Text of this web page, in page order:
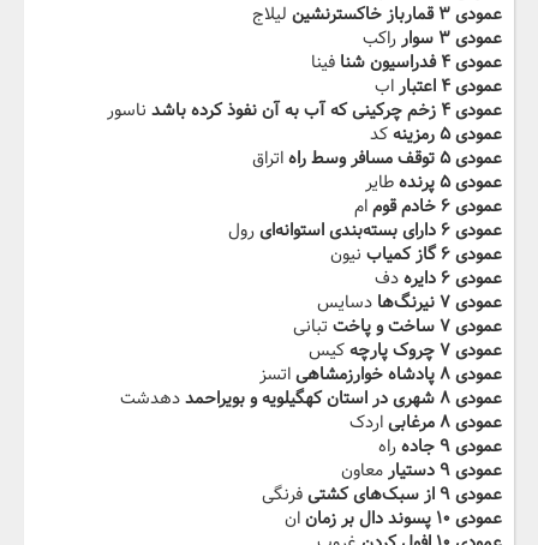
عمودی ۳ قمارباز خاکسترنشین
لیلاج
عمودی ۳ سوار
راکب
عمودی ۴ فدراسیون شنا
فینا
عمودی ۴ اعتبار
اب
عمودی ۴ زخم چرکینی که آب به آن نفوذ کرده باشد
ناسور
عمودی ۵ رمزینه
کد
عمودی ۵ توقف مسافر وسط راه
اتراق
عمودی ۵ پرنده
طایر
عمودی ۶ خادم قوم
ام
عمودی ۶ دارای بسته‌بندی استوانه‌ای
رول
عمودی ۶ گاز کمیاب
نیون
عمودی ۶ دایره
دف
عمودی ۷ نیرنگ‌ها
دسایس
عمودی ۷ ساخت و پاخت
تبانی
عمودی ۷ چروک پارچه
کیس
عمودی ۸ پادشاه خوارزمشاهی
اتسز
عمودی ۸ شهری در استان کهگیلویه و بویراحمد
دهدشت
عمودی ۸ مرغابی
اردک
عمودی ۹ جاده
راه
عمودی ۹ دستیار
معاون
عمودی ۹ از سبک‌های کشتی
فرنگی
عمودی ۱۰ پسوند دال بر زمان
ان